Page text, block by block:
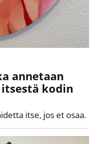
annetaan
kodin
itse, jos et osaa.